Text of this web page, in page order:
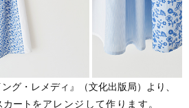
グ・レメディ』（文化出版局）より、
ート をアレンジして作ります。